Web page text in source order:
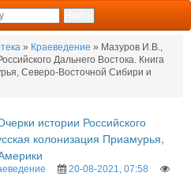
» Краеведение » Мазуров И.В.,
Дальнего Востока. Книга
Северо-Восточной Сибири и
истории Российского
колонизация Приамурья,
20-08-2021, 07:58